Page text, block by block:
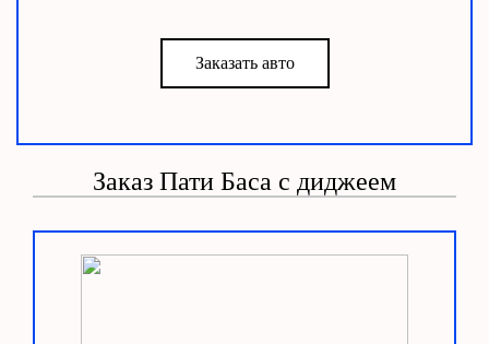
Заказать авто
Заказ Пати Баса с диджеем